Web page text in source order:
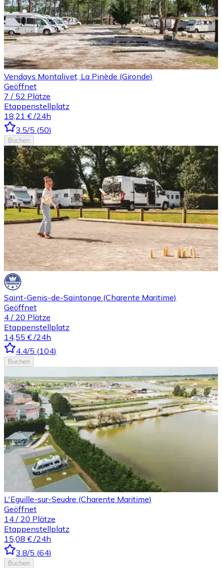
Vendays Montalivet, La Pinède (Gironde)
Geöffnet
7 / 52 Plätze
Etappenstellplatz
18,21 € /24h
3.5/5 (50)
Buchen
Saint-Genis-de-Saintonge (Charente Maritime)
Geöffnet
4 / 20 Plätze
Etappenstellplatz
14,55 € /24h
4.4/5 (104)
Buchen
L'Eguille-sur-Seudre (Charente Maritime)
Geöffnet
14 / 20 Plätze
Etappenstellplatz
15,08 € /24h
3.8/5 (64)
Buchen